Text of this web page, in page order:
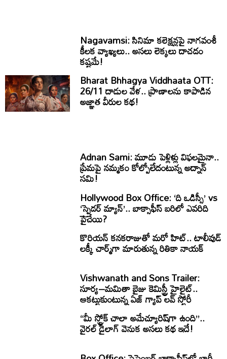
Nagavamsi: సినిమా కలెక్షన్లపై నాగవంశీ
కీలక వ్యాఖ్యలు.. అసలు లెక్కలు దాచడం
కష్టమే!
Bharat Bhhagya Viddhaata OTT:
26/11 దాడుల వేళ.. ప్రాణాలను కాపాడిన
అజ్ఞాత వీరుల కథ!
Adnan Sami: మూడు పెళ్లిళ్లు విఫలమైనా..
ప్రేమపై నమ్మకం కోల్పోలేదంటున్న అద్నాన్
సమి!
Hollywood Box Office: ‘ది ఒడిస్సీ’ vs
‘స్పైడర్ మ్యాన్’.. బాక్సాఫీస్ బరిలో ఎవరిది
పైచేయి?
కొరియన్ కనకరాజుతో మరో హిట్.. టాలీవుడ్
లక్కీ చార్మ్‌గా మారుతున్న రితికా నాయక్
Vishwanath and Sons Trailer:
సూర్య–మమితా బైజు కెమిస్ట్రీ హైలైట్..
ఆకట్టుకుంటున్న ఏజ్ గ్యాప్ లవ్ స్టోరీ
“మీ స్ట్రోక్ చాలా అమేచ్యూరిష్‌గా ఉంది”..
వైరల్ డైలాగ్ వెనుక అసలు కథ ఇదే!